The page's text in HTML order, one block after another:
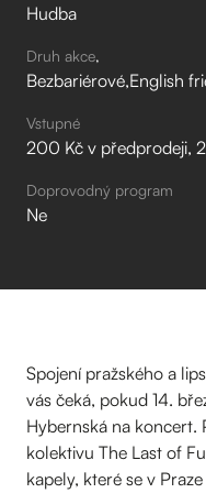
Hudba
Druh akce
Bezbariérové English
Vstupné
200 Kč v předprodeji,
Doprovodný program
Ne
Spojení pražského a
vás čeká, pokud 14.
Hybernská na koncert.
kolektivu The Last of
kapely, které se v